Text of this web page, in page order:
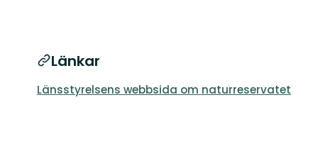
Länkar
Länsstyrelsens webbsida om naturreservatet